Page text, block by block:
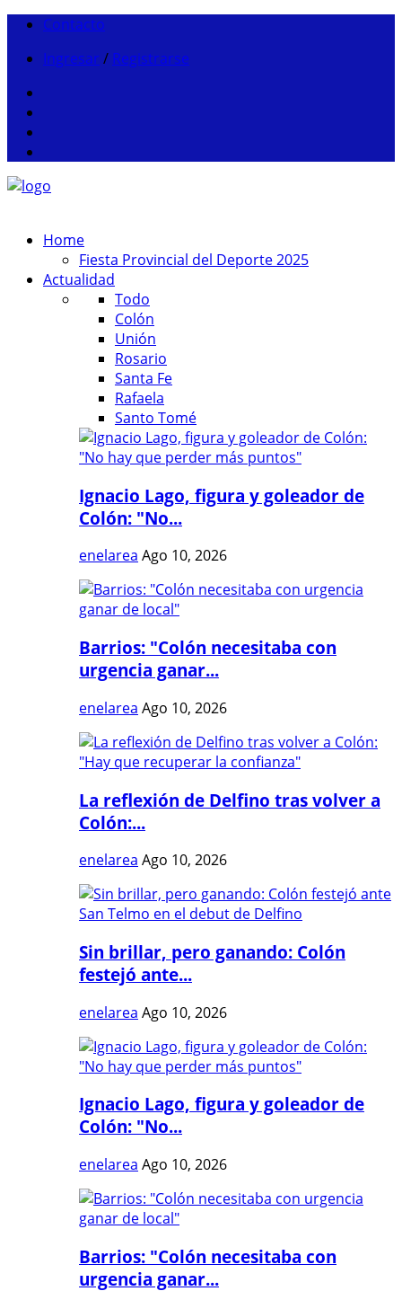
Contacto
Ingresar / Registrarse
Home
Fiesta Provincial del Deporte 2025
Actualidad
Todo
Colón
Unión
Rosario
Santa Fe
Rafaela
Santo Tomé
Ignacio Lago, figura y goleador de
Colón: "No...
enelarea Ago 10, 2026
Barrios: "Colón necesitaba con
urgencia ganar...
enelarea Ago 10, 2026
La reflexión de Delfino tras volver a
Colón:...
enelarea Ago 10, 2026
Sin brillar, pero ganando: Colón
festejó ante...
enelarea Ago 10, 2026
Ignacio Lago, figura y goleador de
Colón: "No...
enelarea Ago 10, 2026
Barrios: "Colón necesitaba con
urgencia ganar...